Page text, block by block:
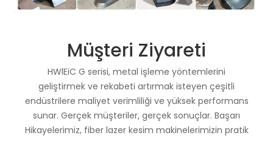
Müşteri Ziyareti
HWlEiC G serisi, metal işleme yöntemlerini
geliştirmek ve rekabeti artırmak isteyen çeşitli
endüstrilere maliyet verimliliği ve yüksek performans
sunar. Gerçek müşteriler, gerçek sonuçlar. Başarı
Hikayelerimiz, fiber lazer kesim makinelerimizin pratik